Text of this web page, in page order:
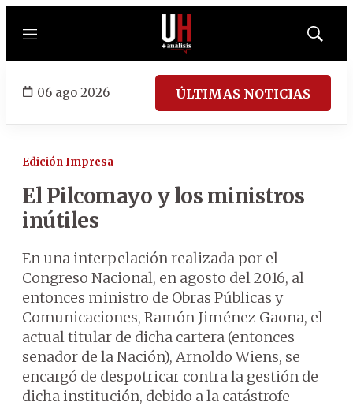
Menú
Mostrar
06 ago 2026 ÚLTIMAS NOTICIAS
Edición Impresa
El Pilcomayo y los ministros
inútiles
En una interpelación realizada por el
Congreso Nacional, en agosto del 2016, al
entonces ministro de Obras Públicas y
Comunicaciones, Ramón Jiménez Gaona, el
actual titular de dicha cartera (entonces
senador de la Nación), Arnoldo Wiens, se
encargó de despotricar contra la gestión de
dicha institución, debido a la catástrofe